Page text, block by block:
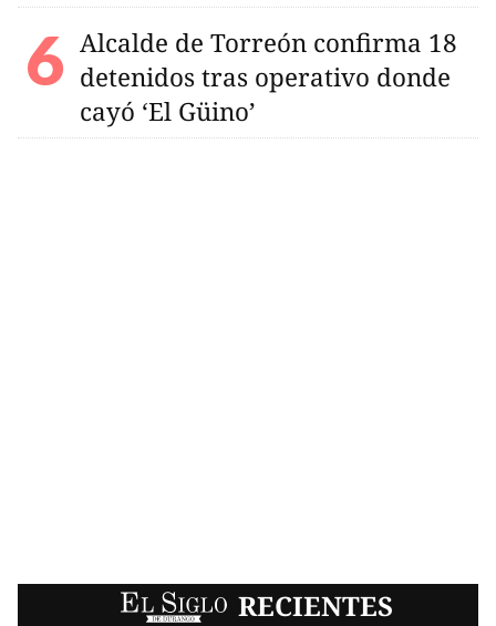
Alcalde de Torreón confirma 18
detenidos tras operativo donde
cayó ‘El Güino’
EL SIGLO RECIENTES